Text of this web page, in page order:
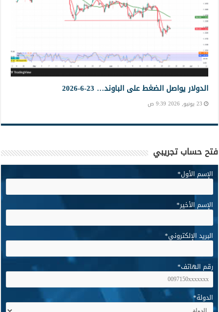
الدولار يواصل الضغط على الباوند… 23-6-2026
23 يونيو, 2026 9:39 ص
فتح حساب تجريبي
الإسم الأول*
الإسم الأخير*
البريد الإلكتروني*
رقم الهاتف*
الدولة*